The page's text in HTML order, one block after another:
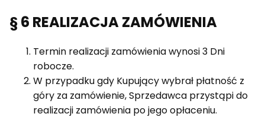
§ 6 REALIZACJA ZAMÓWIENIA
Termin realizacji zamówienia wynosi 3 Dni
robocze.
W przypadku gdy Kupujący wybrał płatność z
góry za zamówienie, Sprzedawca przystąpi do
realizacji zamówienia po jego opłaceniu.